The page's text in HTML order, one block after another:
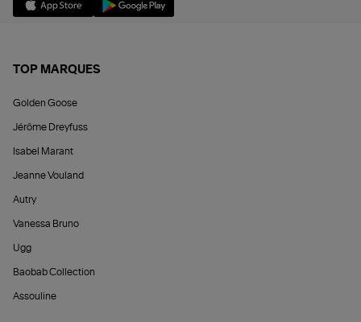
TOP MARQUES
Golden Goose
Jérôme Dreyfuss
Isabel Marant
Jeanne Vouland
Autry
Vanessa Bruno
Ugg
Baobab Collection
Assouline